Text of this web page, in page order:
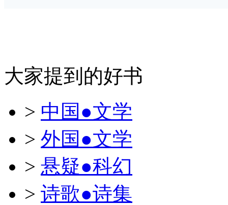
大家提到的好书
> 中国●文学
> 外国●文学
> 悬疑●科幻
> 诗歌●诗集